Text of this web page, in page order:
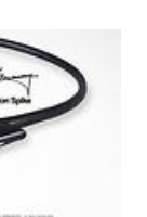
. 처음에는 이
기가 재미있네
봤습니다. 자동
술이 그대로 자
는 단순히 ..